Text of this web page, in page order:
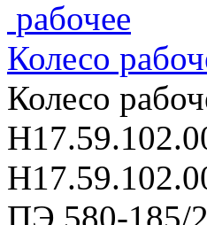
Колесо
Колесо
ПЭ 580-185/